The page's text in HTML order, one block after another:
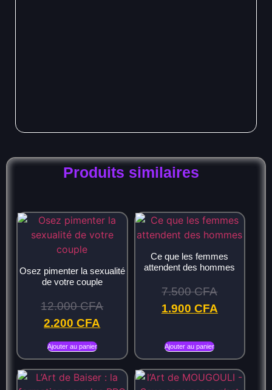
Produits similaires
Osez pimenter la sexualité
de votre couple
12.000CFA
2.200CFA
Ajouter au panier
Ce que les femmes
attendent des hommes
7.500CFA
1.900 CFA
Ajouter au panier